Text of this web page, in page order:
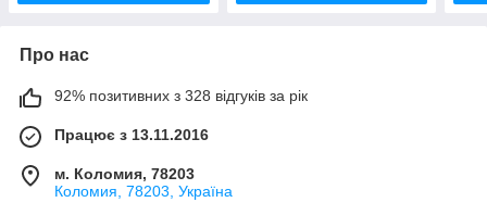
Про нас
92% позитивних з 328 відгуків за рік
Працює з 13.11.2016
м. Коломия, 78203
Коломия, 78203, Україна